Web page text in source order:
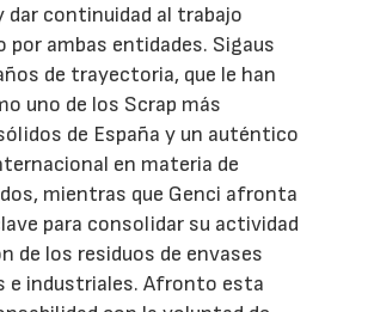
dar continuidad al trabajo
por ambas entidades. Sigaus
de trayectoria, que le han
uno de los Scrap más
de España y un auténtico
en materia de
mientras que Genci afronta
para consolidar su actividad
de los residuos de envases
e industriales. Afronto esta